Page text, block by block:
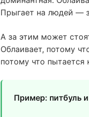
Прыгает на людей —
А за этим может
Облаивает, потому
потому что пытается
Пример: питбуль